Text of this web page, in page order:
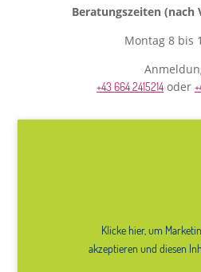
Beratungszeiten (nach
Montag 8 bis
+43 664 2415214 oder
Klicke hier, um
akzeptieren und diesen